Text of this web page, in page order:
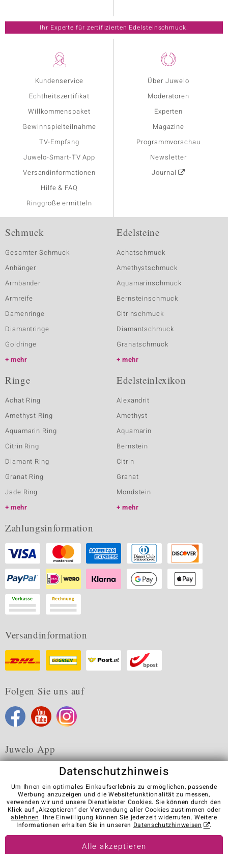
Kundenservice
Echtheitszertifikat
Willkommenspaket
Gewinnspielteilnahme
TV-Empfang
Juwelo-Smart-TV App
Versandinformationen
Hilfe & FAQ
Ringgröße ermitteln
Über Juwelo
Moderatoren
Experten
Magazine
Programmvorschau
Newsletter
Journal
Ihr Experte für zertifizierten Edelsteinschmuck.
Schmuck
Gesamter Schmuck
Anhänger
Armbänder
Armreife
Damenringe
Diamantringe
Goldringe
mehr
Edelsteine
Achatschmuck
Amethystschmuck
Aquamarinschmuck
Bernsteinschmuck
Citrinschmuck
Diamantschmuck
Granatschmuck
mehr
Ringe
Achat Ring
Amethyst Ring
Aquamarin Ring
Citrin Ring
Diamant Ring
Granat Ring
Jade Ring
mehr
Edelsteinlexikon
Alexandrit
Amethyst
Aquamarin
Bernstein
Citrin
Granat
Mondstein
mehr
Zahlungsinformation
Versandinformation
Folgen Sie uns auf
Juwelo App
Karriere AGB Datenschutz Cookies
Impressum
Kontakt
Vertrag widerrufen
Visit our stores in other countries:
Datenschutzhinweis
Um Ihnen ein optimales Einkaufserlebnis zu ermöglichen, passende
Werbung anzuzeigen und die Websitefunktionalität zu messen,
verwenden wir und unsere Dienstleister Cookies. Sie können durch den
Klick auf „Akzeptieren“ der Verwendung aller Cookies zustimmen oder
ablehnen. Ihre Einwilligung können Sie jederzeit widerrufen. Weitere
Informationen erhalten Sie in unseren Datenschutzhinweisen .
Alle akzeptieren